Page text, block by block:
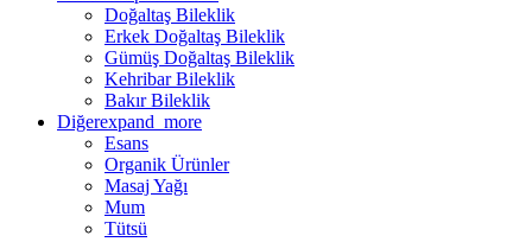
Doğaltaş Bileklik
Erkek Doğaltaş Bileklik
Gümüş Doğaltaş Bileklik
Kehribar Bileklik
Bakır Bileklik
Diğerexpand_more
Esans
Organik Ürünler
Masaj Yağı
Mum
Tütsü